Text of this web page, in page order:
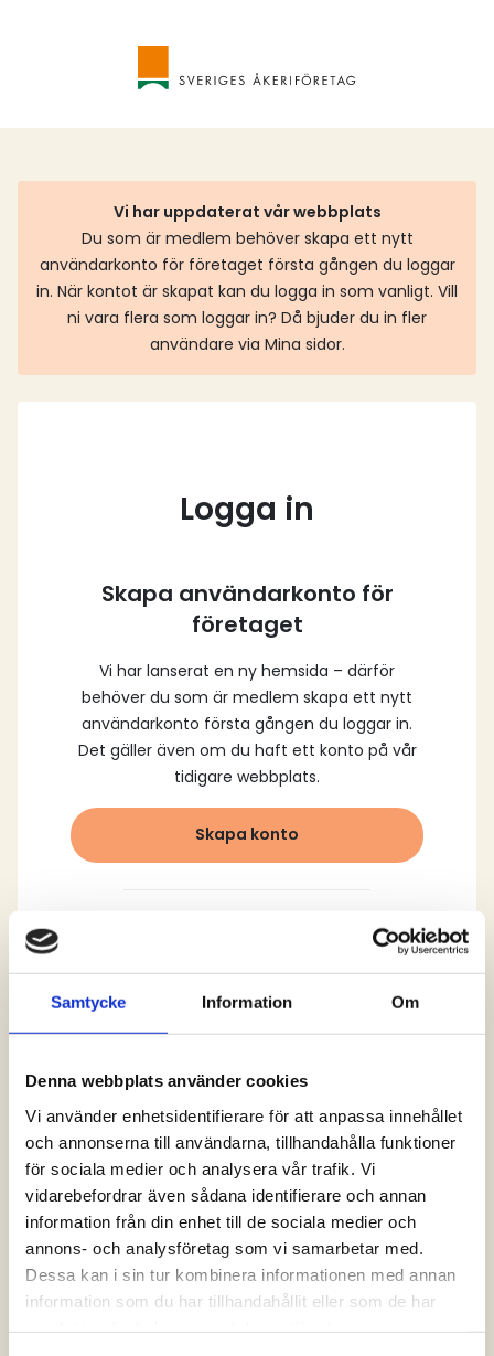
Samtycke Information Om
Denna webbplats använder cookies
Vi använder enhetsidentifierare för att anpassa innehållet
och annonserna till användarna, tillhandahålla funktioner
för sociala medier och analysera vår trafik. Vi
vidarebefordrar även sådana identifierare och annan
information från din enhet till de sociala medier och
annons- och analysföretag som vi samarbetar med.
Dessa kan i sin tur kombinera informationen med annan
information som du har tillhandahållit eller som de har
Vi har uppdaterat vår webbplats
Du som är medlem behöver skapa ett nytt
användarkonto för företaget första gången du loggar
in. När kontot är skapat kan du logga in som vanligt. Vill
ni vara flera som loggar in? Då bjuder du in fler
användare via Mina sidor.
Logga in
Skapa användarkonto för
företaget
Vi har lanserat en ny hemsida – därför
behöver du som är medlem skapa ett nytt
användarkonto första gången du loggar in.
Det gäller även om du haft ett konto på vår
tidigare webbplats.
Skapa konto
Logga in och ta del av allt som vår hemsida
har att erbjuda. Saknar du dina uppgifter?
lösenord” alternativt kontakta oss så hjälper
vi dig!
Logga in